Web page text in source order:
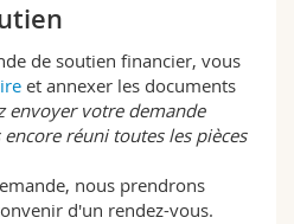
de soutien financier, vous
et annexer les documents
envoyer votre demande
réuni toutes les pièces
nous prendrons
d'un rendez-vous.